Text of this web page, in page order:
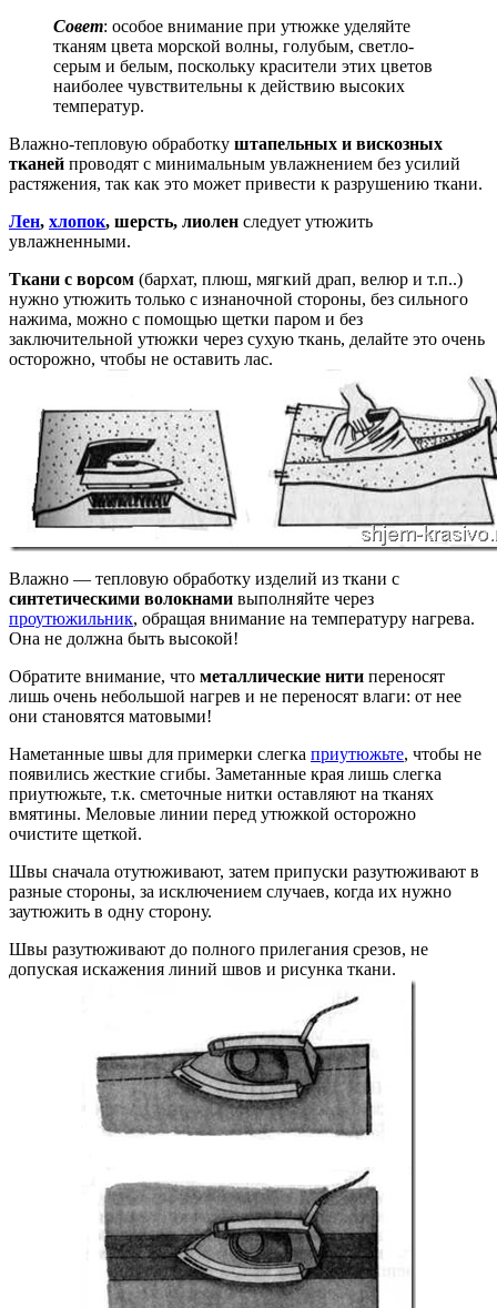
Совет: особое внимание при утюжке уделяйте
тканям цвета морской волны, голубым, светло-
серым и белым, поскольку красители этих цветов
наиболее чувствительны к действию высоких
температур.
Влажно-тепловую обработку штапельных и вискозных
тканей проводят с минимальным увлажнением без усилий
растяжения, так как это может привести к разрушению ткани.
Лен, хлопок, шерсть, лиолен следует утюжить
увлажненными.
Ткани с ворсом (бархат, плюш, мягкий драп, велюр и т.п..)
нужно утюжить только с изнаночной стороны, без сильного
нажима, можно с помощью щетки паром и без
заключительной утюжки через сухую ткань, делайте это очень
осторожно, чтобы не оставить лас.
Влажно — тепловую обработку изделий из ткани с
синтетическими волокнами выполняйте через
проутюжильник, обращая внимание на температуру нагрева.
Она не должна быть высокой!
Обратите внимание, что металлические нити переносят
лишь очень небольшой нагрев и не переносят влаги: от нее
они становятся матовыми!
Наметанные швы для примерки слегка приутюжьте, чтобы не
появились жесткие сгибы. Заметанные края лишь слегка
приутюжьте, т.к. сметочные нитки оставляют на тканях
вмятины. Меловые линии перед утюжкой осторожно
очистите щеткой.
Швы сначала отутюживают, затем припуски разутюживают в
разные стороны, за исключением случаев, когда их нужно
заутюжить в одну сторону.
Швы разутюживают до полного прилегания срезов, не
допуская искажения линий швов и рисунка ткани.